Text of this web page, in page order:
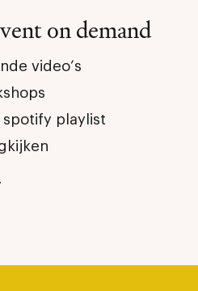
on demand
video’s
spotify playlist